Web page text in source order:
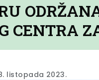
CENTRA
listopada 2023.